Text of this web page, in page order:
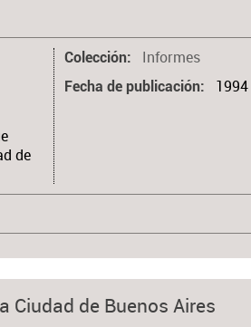
de
Colección Informes
Fecha de publicación 1994
Ciudad de Buenos Aires